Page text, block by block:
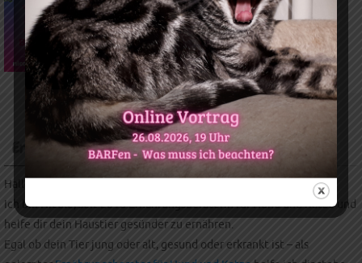
Ernährungsberatung für Hund und Katze
Hallo und willkommen auf meiner Website.
Ich bin Nicole, seit 2018 Ernährungsberaterin für Hund und Katze und
helfe dir dein Haustier gesünder zu ernähren.
Egal ob dein Tier jung oder alt, gesund oder erkrankt ist – als